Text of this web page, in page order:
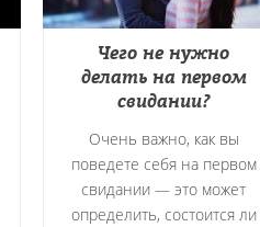
Чего не нужно
делать на первом
свидании?
Очень важно, как вы
поведете себя на первом
свидании — это может
определить, состоится ли